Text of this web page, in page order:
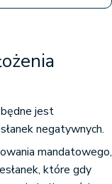
jest
negatywnych.
mandatowego,
które gdy